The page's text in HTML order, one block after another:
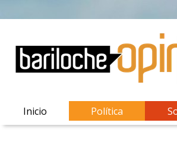
Inicio Política